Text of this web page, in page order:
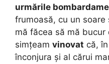
urmările
frumoasă, cu un
mă făcea să mă
simțeam vinovat că,
înconjura și al cărui